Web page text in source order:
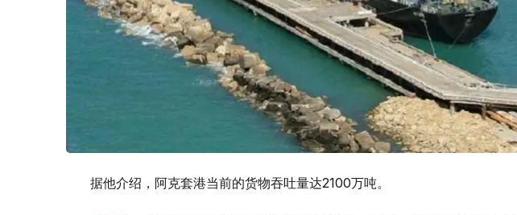
据他介绍，阿克套港当前的货物吞吐量达2100万吨。